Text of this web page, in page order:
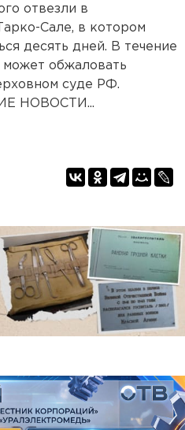
отвезли в
Сале, в котором
десять дней. В течение
обжаловать
суде РФ.
НОВОСТИ...